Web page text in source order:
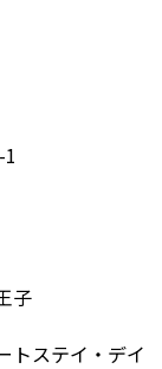
子
ステイ・デイ